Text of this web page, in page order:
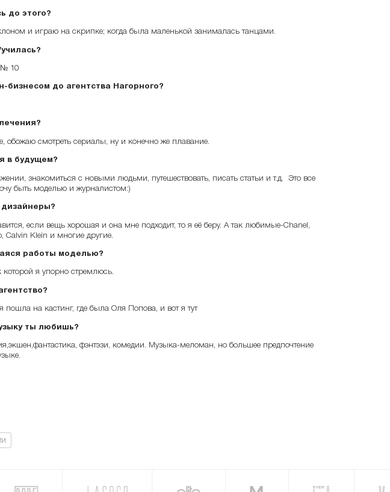
до этого?
и играю на скрипке; когда была маленькой занималась танцами.
10
до агентства Нагорного?
смотреть сериалы, ну и конечно же плавание.
в будущем?
знакомиться с новыми людьми, путешествовать, писать статьи и т.д. Это все
быть моделью и журналистом:)
если вещь хорошая и она мне подходит, то я её беру. А так любимые-Chanel,
Calvin Klein и многие другие.
работы моделью?
которой я упорно стремлюсь.
на кастинг, где была Оля Попова, и вот я тут
ты любишь?
фэнтэзи, комедии. Музыка-меломан, но большее предпочтение